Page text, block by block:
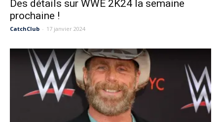
Des détails sur WWE 2K24 la semaine
prochaine !
CatchClub - 17 janvier 2024